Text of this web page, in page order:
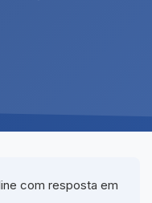
com resposta em